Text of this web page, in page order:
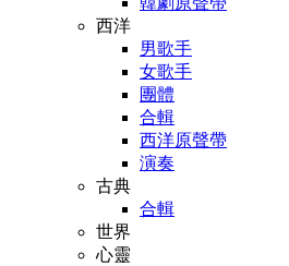
西洋
男歌手
女歌手
團體
合輯
西洋原聲帶
演奏
古典
合輯
世界
心靈